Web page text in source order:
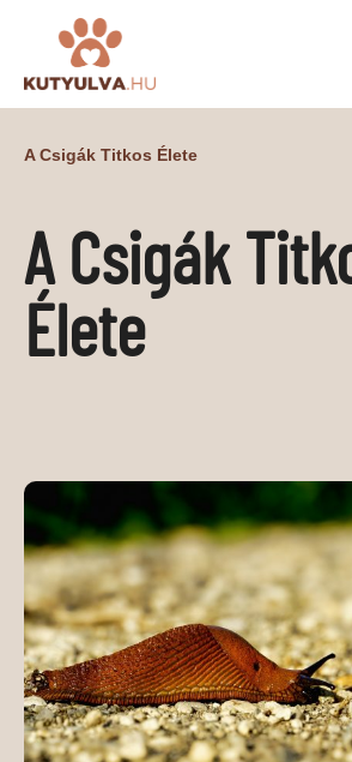
KUTYULVA – HÍREK
CUKI ÉLETKÉPEK NÖVÉNYEK
ÁLLATI
PR CIKKEK
MÉDIAAJÁNLAT
KAPCSOLAT
A Csigák Titkos Élete
A Csigák
Élete